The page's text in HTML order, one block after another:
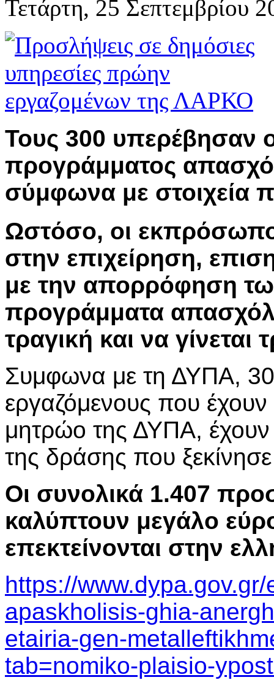
Τετάρτη, 25 Σεπτεμβρίου
Τους 300 υπερέβησαν
προγράμματος
σύμφωνα με στοιχεία
Ωστόσο, οι
στην επιχείρηση,
με την απορρόφηση
προγράμματα
τραγική και να γίνεται
Συμφωνα με τη ΔΥΠΑ,
εργαζόμενους που
μητρώο της ΔΥΠΑ,
της δράσης που
Οι συνολικά 1.407
καλύπτουν μεγάλο
επεκτείνονται στην
https://
apaskholisis-ghia-
etairia-gen-
tab=nomiko-plaisio-